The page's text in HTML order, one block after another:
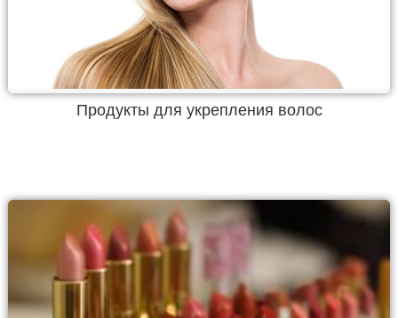
Продукты для укрепления волос